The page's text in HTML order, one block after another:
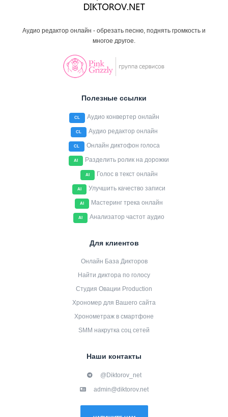
Аудио редактор онлайн - обрезать песню, поднять громкость и
многое другое.
Полезные ссылки
CL Аудио конвертер онлайн
CL Аудио редактор онлайн
CL Онлайн диктофон голоса
AI Разделить ролик на дорожки
AI Голос в текст онлайн
AI Улучшить качество записи
AI Мастеринг трека онлайн
AI Анализатор частот аудио
Для клиентов
Онлайн База Дикторов
Найти диктора по голосу
Студия Овации Production
Хрономер для Вашего сайта
Хронометраж в смартфоне
SMM накрутка соц сетей
Наши контакты
@Diktorov_net
admin@diktorov.net